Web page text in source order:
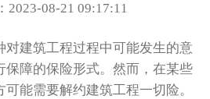
2023-08-21 09:17:11
对建筑工程过程中可能发生的意
保障的保险形式。然而，在某些
能需要解约建筑工程一切险。